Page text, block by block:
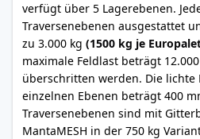
verfügt über 5 Lagerebenen.
Traversenebenen ausgestattet
zu 3.000 kg (1500 kg je
maximale Feldlast beträgt
überschritten werden. Die lichte
einzelnen Ebenen beträgt 400
Traversenebenen sind mit
MantaMESH in der 750 kg